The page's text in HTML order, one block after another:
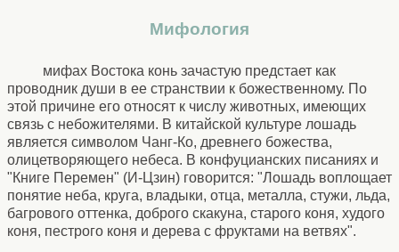
Мифология
мифах Востока конь зачастую предстает как
проводник души в ее странствии к божественному. По
этой причине его относят к числу животных, имеющих
связь с небожителями. В китайской культуре лошадь
является символом Чанг-Ко, древнего божества,
олицетворяющего небеса. В конфуцианских писаниях и
"Книге Перемен" (И-Цзин) говорится: "Лошадь воплощает
понятие неба, круга, владыки, отца, металла, стужи, льда,
багрового оттенка, доброго скакуна, старого коня, худого
коня, пестрого коня и дерева с фруктами на ветвях".